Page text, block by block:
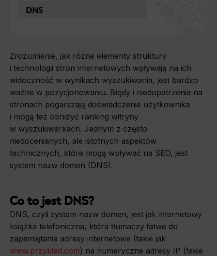
Zrozumienie, jak różne elementy struktury
i technologii stron internetowych wpływają na ich
widoczność w wynikach wyszukiwania, jest bardzo
ważne w pozycjonowaniu. Błędy i niedopatrzenia na
stronach pogarszają doświadczenie użytkownika
i mogą też obniżyć ranking witryny
w wyszukiwarkach. Jednym z często
niedocenianych, ale istotnych aspektów
technicznych, które mogą wpływać na SEO, jest
system nazw domen (DNS).
Co to jest DNS?
DNS, czyli system nazw domen, jest jak internetowy
książka telefoniczna, która tłumaczy łatwe do
zapamiętania adresy internetowe (takie jak
www.przyklad.com) na numeryczne adresy IP (takie